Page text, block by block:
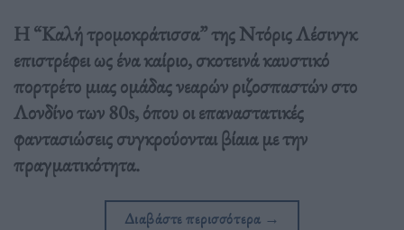
Η “Καλή τρομοκράτισσα” της Ντόρις Λέσινγκ
επιστρέφει ως ένα καίριο, σκοτεινά καυστικό
πορτρέτο μιας ομάδας νεαρών ριζοσπαστών στο
Λονδίνο των 80s, όπου οι επαναστατικές
φαντασιώσεις συγκρούονται βίαια με την
πραγματικότητα.
Διαβάστε περισσότερα →